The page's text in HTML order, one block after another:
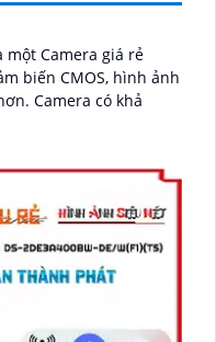
một Camera giá rẻ
khả